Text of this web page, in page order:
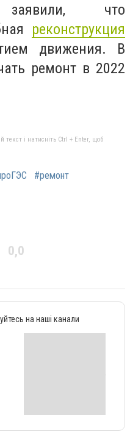
заявили, что
реконструкция
движения. В
ремонт в 2022
текст і натисніть Ctrl + Enter, щоб
#ремонт
0,0
на наші канали